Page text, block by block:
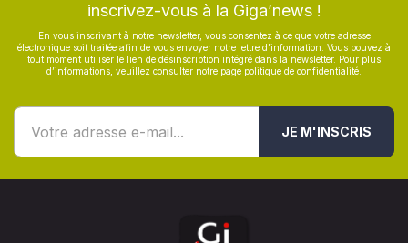
inscrivez-vous à la Giga’news !
En vous inscrivant à notre newsletter, vous consentez à ce que votre adresse
électronique soit traitée afin de vous envoyer notre lettre d’information. Vous pouvez à
tout moment utiliser le lien de désinscription intégré dans la newsletter. Pour plus
d’informations, veuillez consulter notre page politique de confidentialité
JE M'INSCRIS